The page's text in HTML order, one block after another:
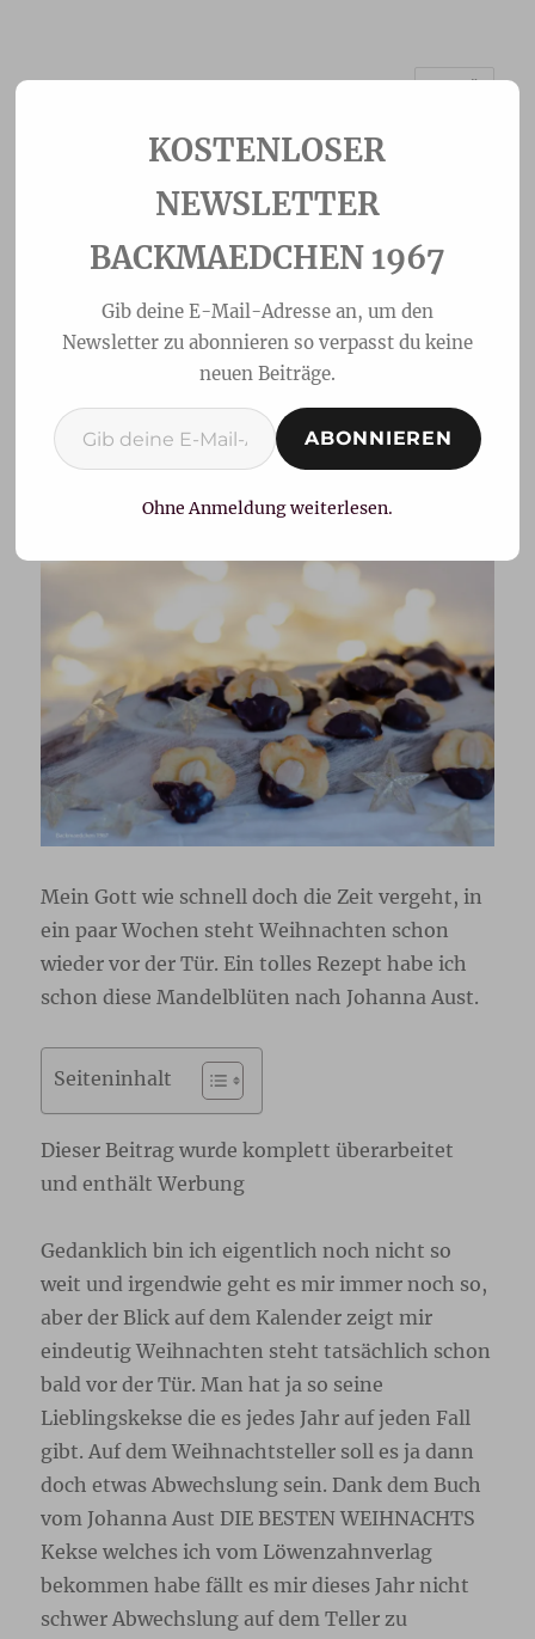
Mandelblüten nach
Johanna Aust
Mein Gott wie schnell doch die Zeit vergeht, in
ein paar Wochen steht Weihnachten schon
wieder vor der Tür. Ein tolles Rezept habe ich
schon diese Mandelblüten nach Johanna Aust.
Seiteninhalt
Dieser Beitrag wurde komplett überarbeitet
und enthält Werbung
Gedanklich bin ich eigentlich noch nicht so
weit und irgendwie geht es mir immer noch so,
aber der Blick auf dem Kalender zeigt mir
eindeutig Weihnachten steht tatsächlich schon
bald vor der Tür. Man hat ja so seine
Lieblingskekse die es jedes Jahr auf jeden Fall
gibt. Auf dem Weihnachtsteller soll es ja dann
doch etwas Abwechslung sein. Dank dem Buch
vom Johanna Aust DIE BESTEN WEIHNACHTS
Kekse welches ich vom Löwenzahnverlag
bekommen habe fällt es mir dieses Jahr nicht
schwer Abwechslung auf dem Teller zu
NEWSLETTER
BACKMAEDCHEN 1967
Gib deine E-Mail-Adresse an, um den
Newsletter zu abonnieren so verpasst du keine
neuen Beiträge.
Gib deine E-Mail-Adresse ein ...
ABONNIEREN
Ohne Anmeldung weiterlesen.